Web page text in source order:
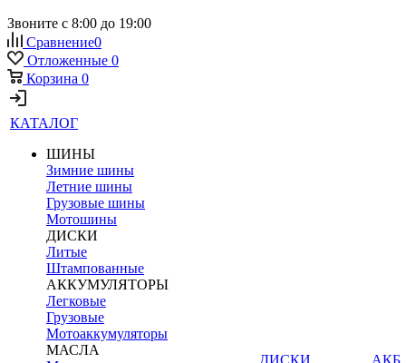
Звоните с 8:00 до 19:00
Сравнение0
Отложенные 0
Корзина 0
КАТАЛОГ
ШИНЫ
Зимние шины
Летние шины
Грузовые шины
Мотошины
ДИСКИ
Литые
Штампованные
АККУМУЛЯТОРЫ
Легковые
Грузовые
Мотоаккумуляторы
МАСЛА
ДИСКИ
АКБ